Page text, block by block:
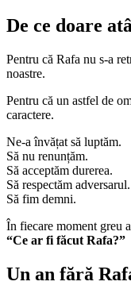
De ce doare
Pentru că Rafa nu s-a
noastre.
Pentru că un astfel de
caractere.
Ne-a învățat să luptăm.
Să nu renunțăm.
Să acceptăm durerea.
Să respectăm adversarul.
Să fim demni.
În fiecare moment greu
“Ce ar fi făcut Rafa?”
Un an fără